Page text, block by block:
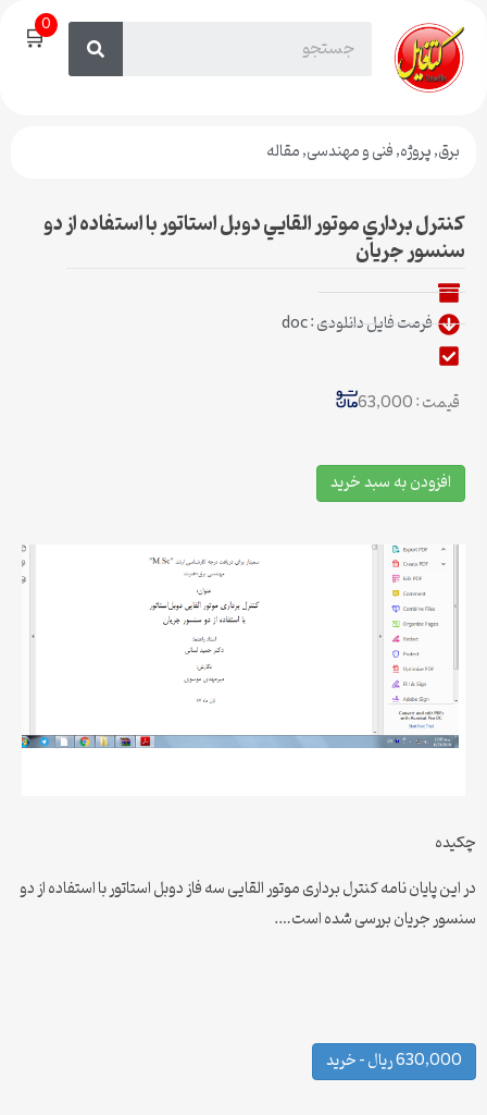
🛒0
برق,پروژه,فنی و مهندسی,مقاله
كنترل برداري موتور القايي دوبل استاتور با استفاده از دو
سنسور جريان
فرمت فایل دانلودی : doc
قیمت : 63,000
افزودن به سبد خرید
چکیده
در این پایان نامه کنترل برداری موتور القایی سه فاز دوبل استاتور با استفاده از دو
سنسور جریان بررسی شده است….
630,000 ریال – خرید